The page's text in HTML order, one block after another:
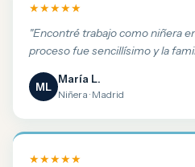
★★★★★
"Encontré trabajo como niñera
proceso fue sencillísimo y la
ML
María L.
Niñera · Madrid
★★★★★